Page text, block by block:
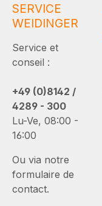
SERVICE
WEIDINGER
Service et
conseil :
+49 (0)8142 /
4289 - 300
Lu-Ve, 08:00 -
16:00
Ou via notre
formulaire de
contact.